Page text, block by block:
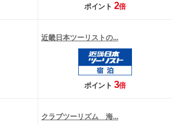
ポイント 2倍
近畿日本ツーリストの...
ポイント 3倍
クラブツーリズム 海...